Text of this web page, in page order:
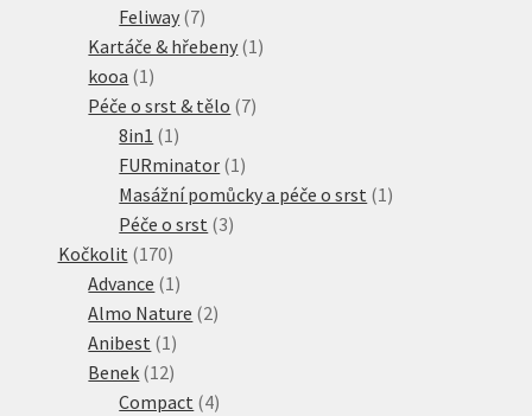
produktů
Feliway 77
produktů
Kartáče & hřebeny 1 1
kooa 1 1
produkt
Péče o srst & tělo 77
8in1 1 1
produkt
FURminator 1 1
produkt
Masážní pomůcky a péče o srst 1 1
Péče o srst 33
Kočkolit 170170
produktů
Advance 1 1
produkt
Almo Nature 22
Anibest 1 1
produkt
Benek 1212
produktů
Compact 44